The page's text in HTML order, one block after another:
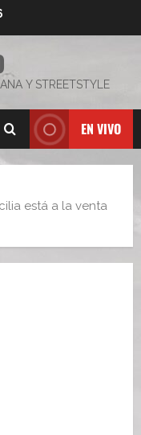
Y STREETSTYLE
EN VIVO
está a la venta